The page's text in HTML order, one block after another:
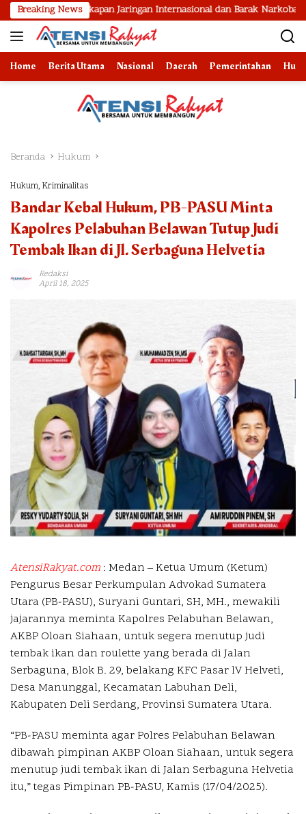
Langsung
ke
konten
Breaking NewsJaringan Internasional dan Barak Narkoba 2
Home Berita Utama Nasional Daerah Pemerintahan
Beranda Hukum
Hukum, Kriminalitas
Bandar Kebal Hukum, PB-PASU Minta
Kapolres Pelabuhan Belawan Tutup Judi
Tembak Ikan di Jl. Serbaguna Helvetia
Redaksi
April 18, 2025
AtensiRakyat.com : Medan – Ketua Umum (Ketum)
Pengurus Besar Perkumpulan Advokad Sumatera
Utara (PB-PASU), Suryani Guntari, SH, MH., mewakili
jajarannya meminta Kapolres Pelabuhan Belawan,
AKBP Oloan Siahaan, untuk segera menutup judi
tembak ikan dan roulette yang berada di Jalan
Serbaguna, Blok B. 29, belakang KFC Pasar lV Helveti,
Desa Manunggal, Kecamatan Labuhan Deli,
Kabupaten Deli Serdang, Provinsi Sumatera Utara.
“PB-PASU meminta agar Polres Pelabuhan Belawan
dibawah pimpinan AKBP Oloan Siahaan, untuk segera
menutup judi tembak ikan di Jalan Serbaguna Helvetia
itu,” tegas Pimpinan PB-PASU, Kamis (17/04/2025).